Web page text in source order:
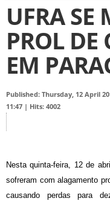
UFRA SE
PROL
EM
Published: Thursday, 12 April
11:47 | Hits: 4002
Nesta quinta-feira, 12 de
sofreram com alagamento
causando perdas para